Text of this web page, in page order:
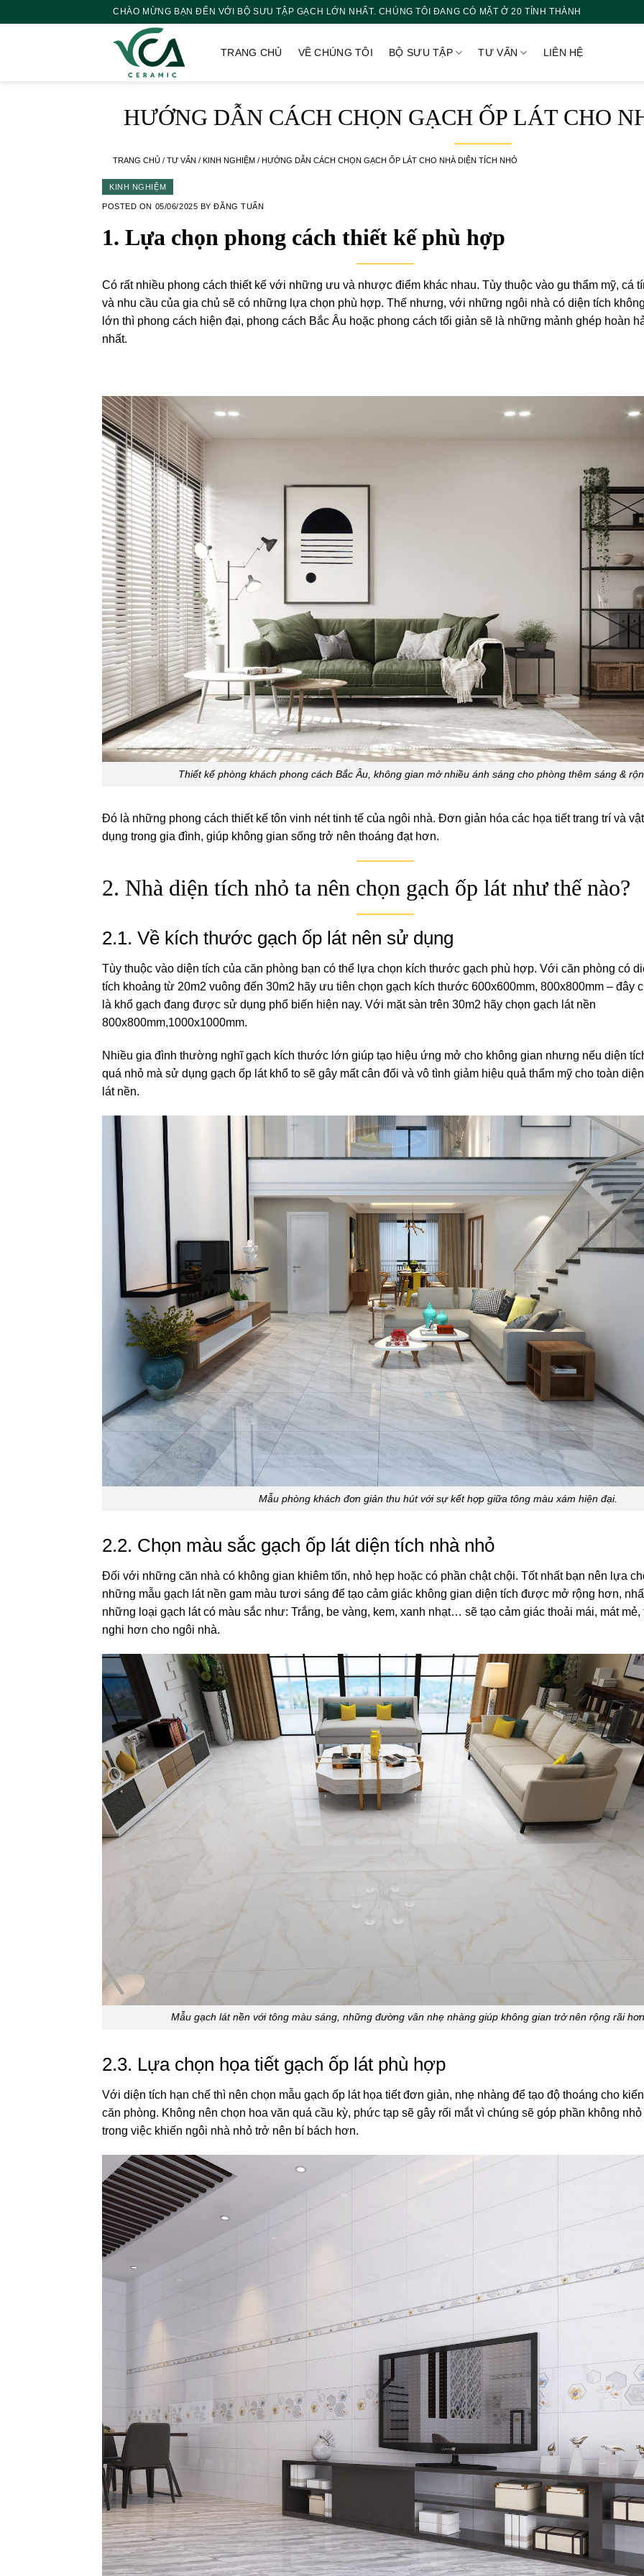
to
CHÀO MỪNG BẠN ĐẾN VỚI BỘ SƯU TẬP GẠCH LỚN NHẤT. CHÚNG TÔI ĐANG CÓ MẶT Ở 20 TỈNH THÀNH
TRANG CHỦ VỀ CHÚNG TÔI BỘ SƯU TẬP TƯ VẤN LIÊN HỆ
HƯỚNG DẪN CÁCH CHỌN GẠCH ỐP LÁT CHO
TRANG CHỦ / TƯ VẤN / KINH NGHIỆM / HƯỚNG DẪN CÁCH CHỌN GẠCH ỐP LÁT CHO NHÀ DIỆN TÍCH NHỎ
KINH NGHIỆM
POSTED ON 05/06/2025 BYĐĂNG TUẤN
1. Lựa chọn phong cách thiết kế phù hợp
Có rất nhiều phong cách thiết kế với những ưu và nhược điểm khác nhau. Tùy thuộc vào gu thẩm mỹ, cá
và nhu cầu của gia chủ sẽ có những lựa chọn phù hợp. Thế nhưng, với những ngôi nhà có diện tích
lớn thì phong cách hiện đại, phong cách Bắc Âu hoặc phong cách tối giản sẽ là những mảnh ghép hoàn
nhất.
Thiết kế phòng khách phong cách Bắc Âu, không gian mở nhiều ánh sáng cho phòng thêm sáng &
Đó là những phong cách thiết kế tôn vinh nét tinh tế của ngôi nhà. Đơn giản hóa các họa tiết trang trí và vật
dụng trong gia đình, giúp không gian sống trở nên thoáng đạt hơn.
2. Nhà diện tích nhỏ ta nên chọn gạch ốp lát như thế nào?
2.1. Về kích thước gạch ốp lát nên sử dụng
Tùy thuộc vào diện tích của căn phòng bạn có thể lựa chọn kích thước gạch phù hợp. Với căn phòng có
tích khoảng từ 20m2 vuông đến 30m2 hãy ưu tiên chọn gạch kích thước 600x600mm, 800x800mm – đây
là khổ gạch đang được sử dụng phổ biến hiện nay. Với mặt sàn trên 30m2 hãy chọn gạch lát nền
800x800mm,1000x1000mm.
Nhiều gia đình thường nghĩ gạch kích thước lớn giúp tạo hiệu ứng mở cho không gian nhưng nếu diện
quá nhỏ mà sử dụng gạch ốp lát khổ to sẽ gây mất cân đối và vô tình giảm hiệu quả thẩm mỹ cho toàn
lát nền.
Mẫu phòng khách đơn giản thu hút với sự kết hợp giữa tông màu xám hiện đại.
2.2. Chọn màu sắc gạch ốp lát diện tích nhà nhỏ
Đối với những căn nhà có không gian khiêm tốn, nhỏ hẹp hoặc có phần chật chội. Tốt nhất bạn nên lựa
những mẫu gạch lát nền gam màu tươi sáng để tạo cảm giác không gian diện tích được mở rộng hơn,
những loại gạch lát có màu sắc như: Trắng, be vàng, kem, xanh nhạt… sẽ tạo cảm giác thoải mái, mát mẻ,
nghi hơn cho ngôi nhà.
Mẫu gạch lát nền với tông màu sáng, những đường vân nhẹ nhàng giúp không gian trở nên rộng rãi
2.3. Lựa chọn họa tiết gạch ốp lát phù hợp
Với diện tích hạn chế thì nên chọn mẫu gạch ốp lát họa tiết đơn giản, nhẹ nhàng để tạo độ thoáng cho
căn phòng. Không nên chọn hoa văn quá cầu kỳ, phức tạp sẽ gây rối mắt vì chúng sẽ góp phần không nhỏ
trong việc khiến ngôi nhà nhỏ trở nên bí bách hơn.